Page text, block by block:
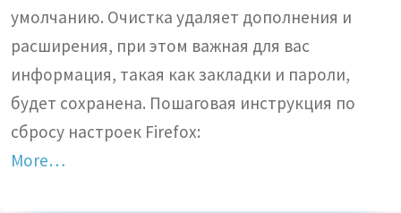
умолчанию. Очистка удаляет дополнения и
расширения, при этом важная для вас
информация, такая как закладки и пароли,
будет сохранена. Пошаговая инструкция по
сбросу настроек Firefox:
More…